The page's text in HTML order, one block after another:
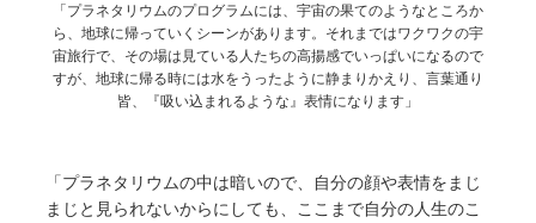
「プラネタリウムのプログラムには、宇宙の果てのようなところか
ら、地球に帰っていくシーンがあります。それまではワクワクの宇
宙旅行で、その場は見ている人たちの高揚感でいっぱいになるので
すが、地球に帰る時には水をうったように静まりかえり、言葉通り
皆、『吸い込まれるような』表情になります」
「プラネタリウムの中は暗いので、自分の顔や表情をまじ
まじと見られないからにしても、ここまで自分の人生のこ